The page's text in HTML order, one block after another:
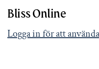
Bliss Online
Logga in för att